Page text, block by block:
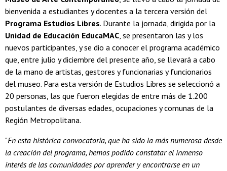
bienvenida a estudiantes y docentes a la tercera versión del
Programa Estudios Libres. Durante la jornada, dirigida por la
Unidad de Educación EducaMAC, se presentaron las y los
nuevos participantes, y se dio a conocer el programa académico
que, entre julio y diciembre del presente año, se llevará a cabo
de la mano de artistas, gestores y funcionarias y funcionarios
del museo. Para esta versión de Estudios Libres se seleccionó a
20 personas, las que fueron elegidas de entre más de 1.200
postulantes de diversas edades, ocupaciones y comunas de la
Región Metropolitana.
"En esta histórica convocatoria, que ha sido la más numerosa desde
la creación del programa, hemos podido constatar el inmenso
interés de las comunidades por aprender y encontrarse en un